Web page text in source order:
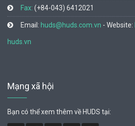
Fax: (+84-043) 6412021
Email: huds@huds.com.vn - Website:
huds.vn
Mạng xã hội
Bạn có thể xem thêm về HUDS tại: